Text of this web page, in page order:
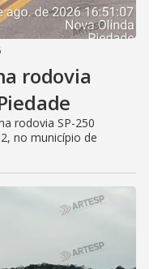
rodovia
rodovia SP-250
no município de